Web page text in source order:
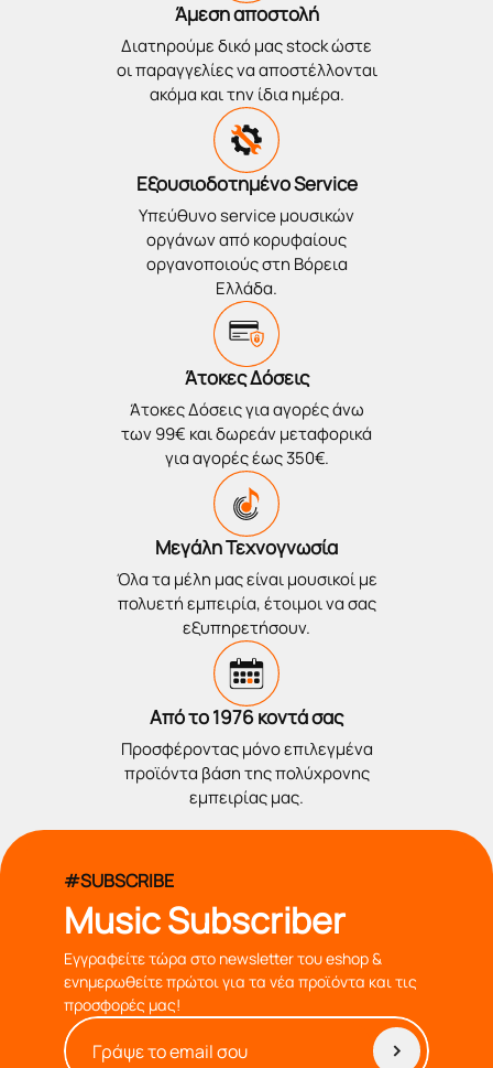
Άμεση αποστολή
Διατηρούμε δικό μας stock ώστε
οι παραγγελίες να αποστέλλονται
ακόμα και την ίδια ημέρα.
Εξουσιοδοτημένο Service
Υπεύθυνο service μουσικών
οργάνων από κορυφαίους
οργανοποιούς στη Βόρεια
Ελλάδα.
Άτοκες Δόσεις
Άτοκες Δόσεις για αγορές άνω
των 99€ και δωρεάν μεταφορικά
για αγορές έως 350€.
Μεγάλη Τεχνογνωσία
Όλα τα μέλη μας είναι μουσικοί με
πολυετή εμπειρία, έτοιμοι να σας
εξυπηρετήσουν.
Από το 1976 κοντά σας
Προσφέροντας μόνο επιλεγμένα
προϊόντα βάση της πολύχρονης
εμπειρίας μας.
#SUBSCRIBE
Music Subscriber
Εγγραφείτε τώρα στο newsletter του eshop &
ενημερωθείτε πρώτοι για τα νέα προϊόντα και τις
προσφορές μας!